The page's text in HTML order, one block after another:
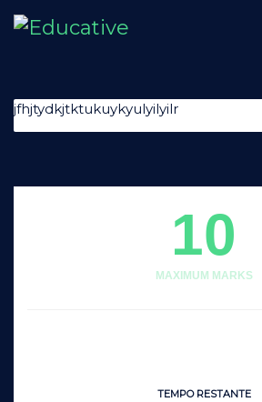
jfhjtydkjtktukuykyulyilyilr
10
MAXIMUM MARKS
TEMPO RESTANTE